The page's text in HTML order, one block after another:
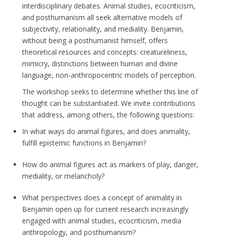
interdisciplinary debates. Animal studies, ecocriticism,
and posthumanism all seek alternative models of
subjectivity, relationality, and mediality. Benjamin,
without being a posthumanist himself, offers
theoretical resources and concepts: creatureliness,
mimicry, distinctions between human and divine
language, non-anthropocentric models of perception.
The workshop seeks to determine whether this line of
thought can be substantiated. We invite contributions
that address, among others, the following questions:
In what ways do animal figures, and does animality,
fulfill epistemic functions in Benjamin?
How do animal figures act as markers of play, danger,
mediality, or melancholy?
What perspectives does a concept of animality in
Benjamin open up for current research increasingly
engaged with animal studies, ecocriticism, media
anthropology, and posthumanism?